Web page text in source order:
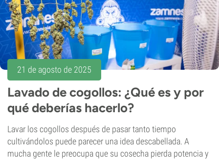
21 de agosto de 2025
Lavado de cogollos: ¿Qué es y por
qué deberías hacerlo?
Lavar los cogollos después de pasar tanto tiempo
cultivándolos puede parecer una idea descabellada. A
mucha gente le preocupa que su cosecha pierda potencia y